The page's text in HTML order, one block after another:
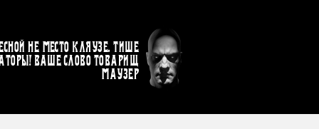
не место кляузе. Тише
Ваше слово товарищ
Маузер